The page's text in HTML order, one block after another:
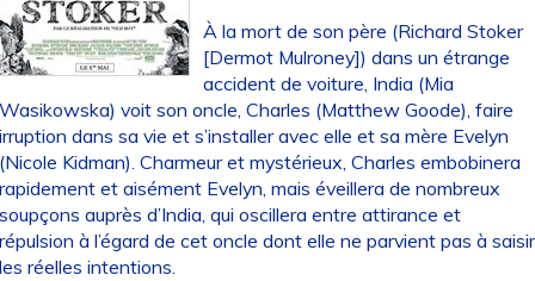
À la mort de son père (Richard Stoker
[Dermot Mulroney]) dans un étrange
accident de voiture, India (Mia
voit son oncle, Charles (Matthew Goode), faire
dans sa vie et s’installer avec elle et sa mère Evelyn
Kidman). Charmeur et mystérieux, Charles embobinera
et aisément Evelyn, mais éveillera de nombreux
auprès d’India, qui oscillera entre attirance et
à l’égard de cet oncle dont elle ne parvient pas à saisir
réelles intentions.